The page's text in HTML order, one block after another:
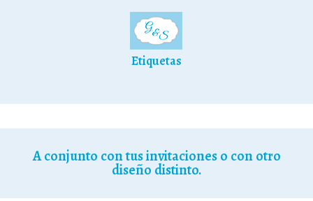
Etiquetas
A conjunto con tus invitaciones o con otro
diseño distinto.